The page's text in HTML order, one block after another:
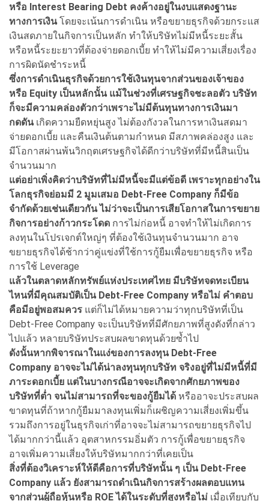
หรือ Interest Bearing Debt คงค้างอยู่ในงบแสดงฐานะ
ทางการเงินโดยจะเน้นการดำเนิน หรือขยายธุรกิจด้วยกระแส
เงินสดภายในกิจการเป็นหลัก ทำให้บริษัทไม่มีหนี้ระยะสั้น
หรือหนี้ระยะยาวที่ต้องจ่ายดอกเบี้ย ทำให้ไม่มีความเสี่ยงเรื่อง
การผิดนัดชำระหนี้
ซึ่งการดำเนินธุรกิจด้วยการใช้เงินทุนจากส่วนของเจ้าของ
หรือ Equity เป็นหลักนั้น แม้ในช่วงที่เศรษฐกิจชะลอตัว บริษัท
ก็จะมีความคล่องตัวกว่าเพราะไม่มีต้นทุนทางการเงินมา
กดดันเกิดความยืดหยุ่นสูง ไม่ต้องกังวลในการหาเงินสดมา
จ่ายดอกเบี้ย และคืนเงินต้นตามกำหนด มีสภาพคล่องสูง และ
มีโอกาสผ่านพ้นวิกฤตเศรษฐกิจได้ดีกว่าบริษัทที่มีหนี้สินเป็น
จำนวนมาก
แต่อย่าเพิ่งคิดว่าบริษัทที่ไม่มีหนี้จะมีแต่ข้อดี เพราะทุกอย่างใน
โลกธุรกิจย่อมมี 2 มูมเสมอ Debt-Free Company ก็มีข้อ
จำกัดด้วยเช่นเดียวกัน ไม่ว่าจะเป็นการเสียโอกาสในการขยาย
กิจการอย่างก้าวกระโดด การไม่ก่อหนี้ อาจทำให้ไม่เกิดการ
ลงทุนในโปรเจกต์ใหญ่ๆ ที่ต้องใช้เงินทุนจำนวนมาก อาจ
ขยายธุรกิจได้ช้ากว่าคู่แข่งที่ใช้การกู้ยืมเพื่อขยายธุรกิจ หรือ
การใช้ Leverage
แล้วในตลาดหลักทรัพย์แห่งประเทศไทย มีบริษัทจดทะเบียน
ไหนที่มีคุณสมบัติเป็น Debt-Free Company หรือไม่ คำตอบ
คือมีอยู่พอสมควร แต่ก็ไม่ได้หมายความว่าทุกบริษัทที่เป็น
Debt-Free Company จะเป็นบริษัทที่มีศักยภาพที่สูงดังที่กล่าว
ไปแล้ว หลายบริษัทประสบผลขาดทุนด้วยซ้ำไป
ดังนั้นหากพิจารณาในแง่ของการลงทุน Debt-Free
Company อาจจะไม่ได้น่าลงทุนทุกบริษัท จริงอยู่ที่ไม่มีหนี้ที่มี
ภาระดอกเบี้ย แต่ในบางกรณีอาจจะเกิดจากศักยภาพของ
บริษัทที่ต่ำ จนไม่สามารถที่จะของกู้ยืมได้ หรืออาจะประสบผล
ขาดทุนที่ถ้าหากกู้ยืมมาลงทุนเพิ่มก็เผชิญความเสี่ยงเพิ่มขึ้น
รวมถึงการอยู่ในธุรกิจเก่าที่อาจจะไม่สามารถขยายธุรกิจไป
ได้มากกว่านี้แล้ว อุตสาหกรรมอิ่มตัว การกู้เพื่อขยายธุรกิจ
อาจเพิ่มความเสี่ยงให้บริษัทมากกว่าที่เคยเป็น
สิ่งที่ต้องวิเคราะห์ให้ดีคือการที่บริษัทนั้น ๆ เป็น Debt-Free
Company แล้ว ยังสามารถดำเนินกิจการสร้างผลตอบแทน
จากส่วนผู้ถือหุ้นหรือ ROE ได้ในระดับที่สูงหรือไม่ เมื่อเทียบกับ